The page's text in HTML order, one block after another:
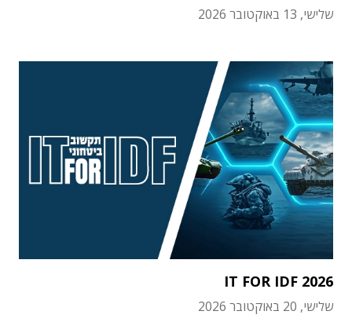
שלישי, 13 באוקטובר 2026
IT FOR IDF 2026
שלישי, 20 באוקטובר 2026